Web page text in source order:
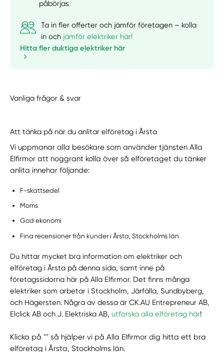
påbörjas
Ta in fler offerter och jämför företagen – kolla
in och jämför elektriker här!
Hitta fler duktiga elektriker här
Vanliga frågor & svar
Att tänka på när du anlitar elföretag i Årsta
Vi uppmanar alla besökare som använder tjänsten Alla
Elfirmor att noggrant kolla över så elföretaget du tänker
anlita innehar följande:
F-skattsedel
Moms
God ekonomi
Fina recensioner från kunder i Årsta, Stockholms län
Du hittar mycket bra information om elektriker och
elföretag i Årsta på denna sida, samt inne på
företagssidorna här på Alla Elfirmor. Det finns många
elektriker som arbetar i Stockholm, Järfälla, Sundbyberg,
och Hägersten. Några av dessa är CK.AU Entrepreneur AB,
Elclick AB och J. Elektriska AB,utforska alla elföretag här!
Klicka på "" så hjälper vi på Alla Elfirmor dig hitta ett bra
elföretag i Årsta, Stockholms län.